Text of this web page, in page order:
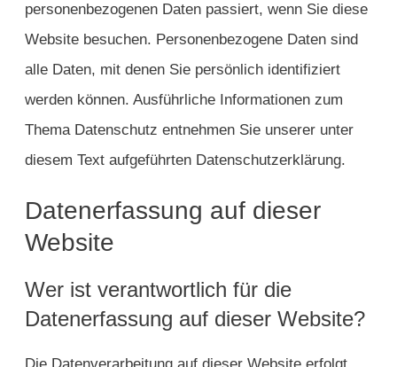
personenbezogenen Daten passiert, wenn Sie diese
Website besuchen. Personenbezogene Daten sind
alle Daten, mit denen Sie persönlich identifiziert
werden können. Ausführliche Informationen zum
Thema Datenschutz entnehmen Sie unserer unter
diesem Text aufgeführten Datenschutzerklärung.
Datenerfassung auf dieser
Website
Wer ist verantwortlich für die
Datenerfassung auf dieser Website?